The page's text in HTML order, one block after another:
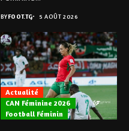
BYFOOT.TG 5 AOÛT 2026
Actualité
CAN Féminine 2026
Football Féminin